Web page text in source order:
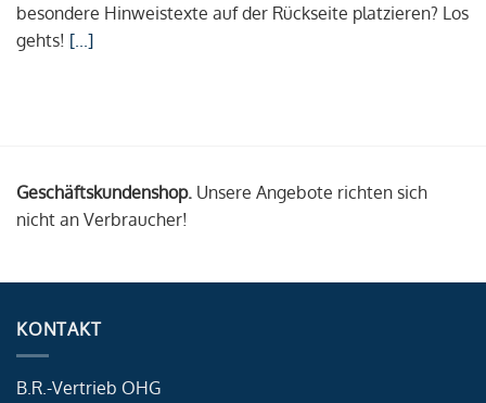
besondere Hinweistexte auf der Rückseite platzieren? Los
gehts! [...]
Geschäftskundenshop. Unsere Angebote richten sich
nicht an Verbraucher!
KONTAKT
B.R.-Vertrieb OHG